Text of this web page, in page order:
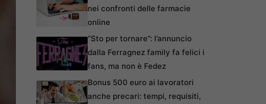
nei confronti delle farmacie
online
“Sto per tornare”: l’annuncio
dalla Ferragnez family fa felici i
fans, ma non è Fedez
Bonus 500 euro ai lavoratori
anche precari: tempi, requisiti,